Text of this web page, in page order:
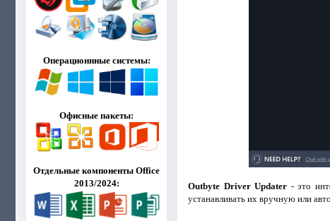
Операционнные системы:
Офисные пакеты:
Отдельные компоненты Office
2013/2024:
Outbyte Driver Updater - это
устанавливать их вручную или